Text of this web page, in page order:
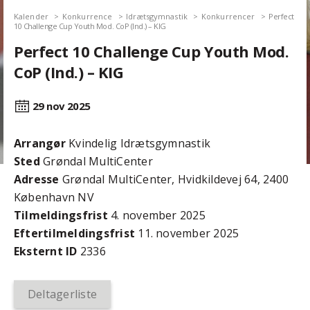
Kalender Konkurrence Idrætsgymnastik Konkurrencer
Perfect
10 Challenge Cup Youth Mod. CoP (Ind.) – KIG
Perfect 10 Challenge Cup Youth Mod.
CoP (Ind.) – KIG
29 nov 2025
ArrangørKvindelig Idrætsgymnastik
Sted Grøndal MultiCenter
Adresse Grøndal MultiCenter, Hvidkildevej 64, 2400
København NV
Tilmeldingsfrist 4. november 2025
Efter­tilmeldings­frist 11. november 2025
Eksternt ID 2336
Deltagerliste